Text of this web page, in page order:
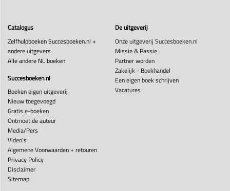
Catalogus
Zelfhulpboeken Succesboeken.nl +
andere uitgevers
Alle andere NL boeken
Succesboeken.nl
Boeken eigen uitgeverij
Nieuw toegevoegd
Gratis e-boeken
Ontmoet de auteur
Media/Pers
Video's
Algemene Voorwaarden + retouren
Privacy Policy
Disclaimer
Sitemap
De uitgeverij
Onze uitgeverij Succesboeken.nl
Missie & Passie
Partner worden
Zakelijk - Boekhandel
Een eigen boek schrijven
Vacatures